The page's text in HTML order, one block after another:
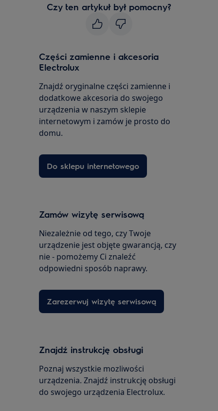
Czy ten artykuł był pomocny?
Części zamienne i akcesoria
Electrolux
Znajdź oryginalne części zamienne i
dodatkowe akcesoria do swojego
urządzenia w naszym sklepie
internetowym i zamów je prosto do
domu.
Do sklepu internetowego
Zamów wizytę serwisową
Niezależnie od tego, czy Twoje
urządzenie jest objęte gwarancją, czy
nie - pomożemy Ci znaleźć
odpowiedni sposób naprawy.
Zarezerwuj wizytę serwisową
Znajdź instrukcję obsługi
Poznaj wszystkie mozliwości
urządzenia. Znajdź instrukcję obsługi
do swojego urządzenia Electrolux.